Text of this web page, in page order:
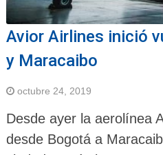
Avior Airlines inició
y Maracaibo
octubre 24, 2019
Desde ayer la aerolínea
desde Bogotá a